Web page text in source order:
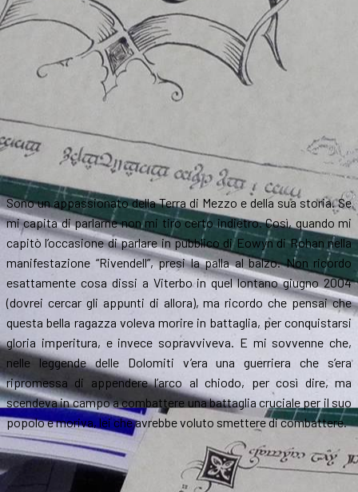
Sono un appassionato della Terra di Mezzo e della sua storia. Se
mi capita di parlarne non mi tiro certo indietro. Così, quando mi
capitò l’occasione di parlare in pubblico di Eowyn di Rohan nella
manifestazione “Rivendell”, presi la palla al balzo. Non ricordo
esattamente cosa dissi a Viterbo in quel lontano giugno 2004
(dovrei cercar gli appunti di allora), ma ricordo che pensai che
questa bella ragazza voleva morire in battaglia, per conquistarsi
gloria imperitura, e invece sopravviveva. E mi sovvenne che,
nelle leggende delle Dolomiti v’era una guerriera che s’era
ripromessa di appendere l’arco al chiodo, per così dire, ma
scendeva in campo a combattere una battaglia cruciale per il suo
popolo e moriva, lei che avrebbe voluto smettere di combattere.